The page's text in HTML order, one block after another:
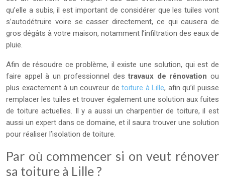
qu’elle a subis, il est important de considérer que les tuiles vont
s’autodétruire voire se casser directement, ce qui causera de
gros dégâts à votre maison, notamment l’infiltration des eaux de
pluie.
Afin de résoudre ce problème, il existe une solution, qui est de
faire appel à un professionnel destravaux de rénovation ou
plus exactement à un couvreur detoiture à Lille, afin qu’il puisse
remplacer les tuiles et trouver également une solution aux fuites
de toiture actuelles. Il y a aussi un charpentier de toiture, il est
aussi un expert dans ce domaine, et il saura trouver une solution
pour réaliser l’isolation de toiture.
Par où commencer si on veut rénover
sa toiture à Lille ?